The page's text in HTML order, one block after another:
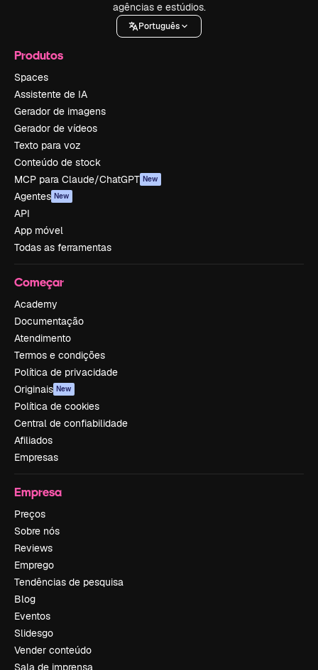
agências e estúdios.
Português
Produtos
Spaces
Assistente de IA
Gerador de imagens
Gerador de vídeos
Texto para voz
Conteúdo de stock
MCP para Claude/ChatGPT New
Agentes New
API
App móvel
Todas as ferramentas
Começar
Academy
Documentação
Atendimento
Termos e condições
Política de privacidade
Originais New
Política de cookies
Central de confiabilidade
Afiliados
Empresas
Empresa
Preços
Sobre nós
Reviews
Emprego
Tendências de pesquisa
Blog
Eventos
Slidesgo
Vender conteúdo
Sala de imprensa